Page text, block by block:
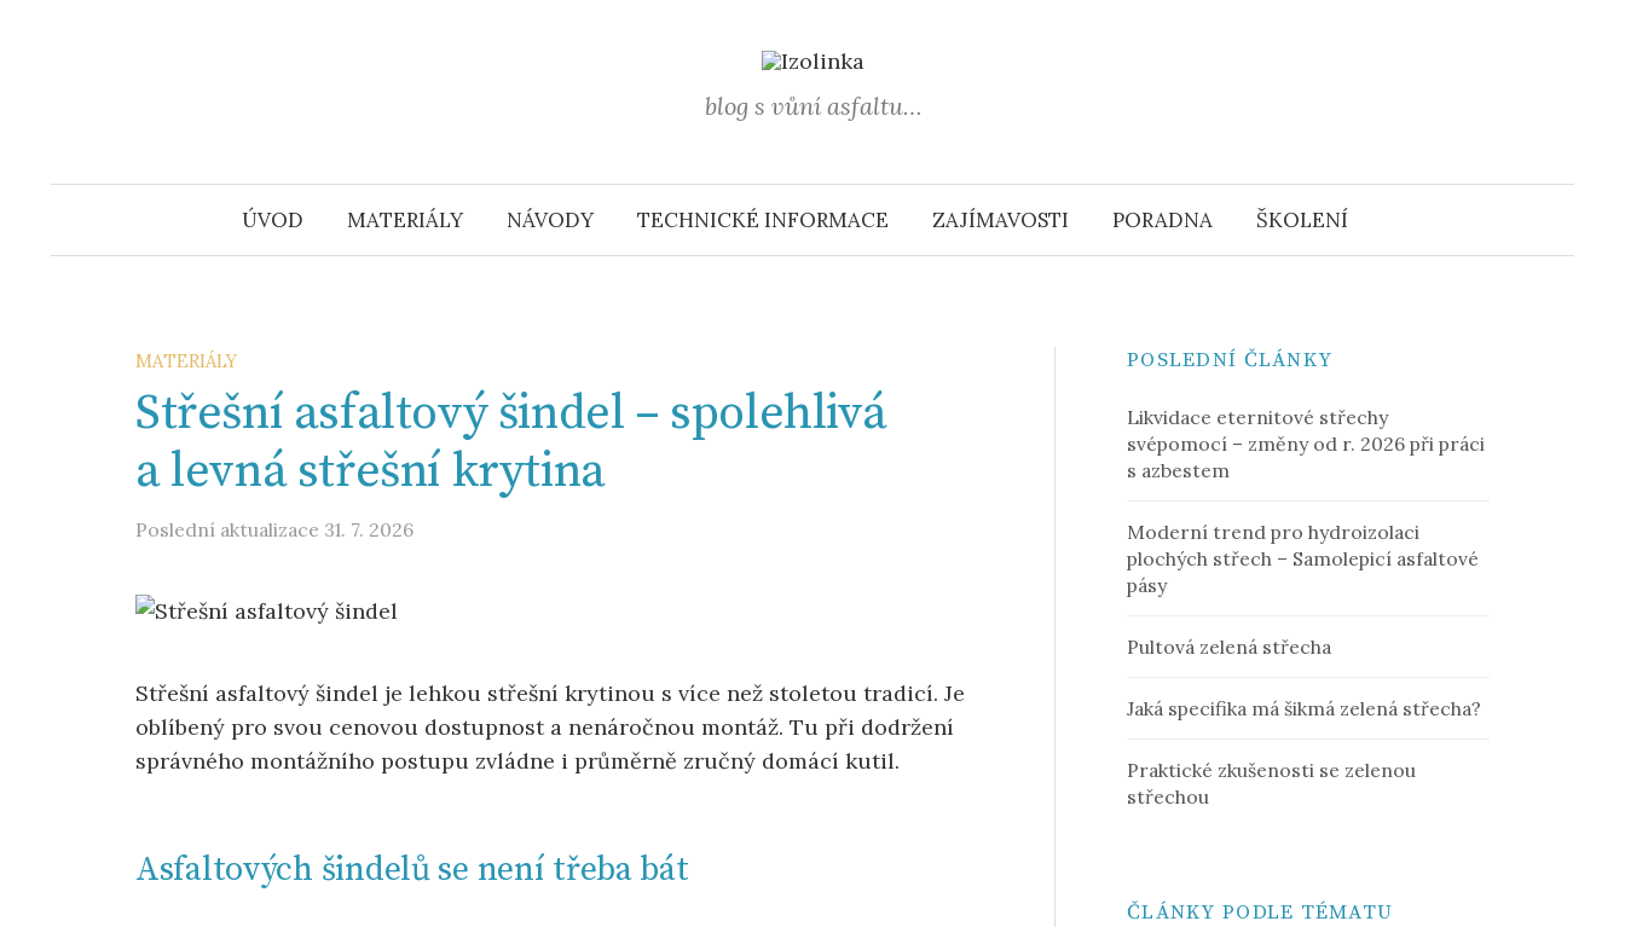
blog s vůní asfaltu…
ÚVOD MATERIÁLY NÁVODY TECHNICKÉ INFORMACE ZAJÍMAVOSTI PORADNA ŠKOLENÍ
MATERIÁLY
Střešní asfaltový šindel – spolehlivá
a levná střešní krytina
Poslední aktualizace 31. 7. 2026
Střešní asfaltový šindel je lehkou střešní krytinou s více než stoletou tradicí. Je
oblíbený pro svou cenovou dostupnost a nenáročnou montáž. Tu při dodržení
správného montážního postupu zvládne i průměrně zručný domácí kutil.
Asfaltových šindelů se není třeba bát
POSLEDNÍ ČLÁNKY
Likvidace eternitové střechy
svépomocí – změny od r. 2026 při práci
s azbestem
Moderní trend pro hydroizolaci
plochých střech – Samolepicí asfaltové
pásy
Pultová zelená střecha
Jaká specifika má šikmá zelená střecha?
Praktické zkušenosti se zelenou
střechou
ČLÁNKY PODLE TÉMATU